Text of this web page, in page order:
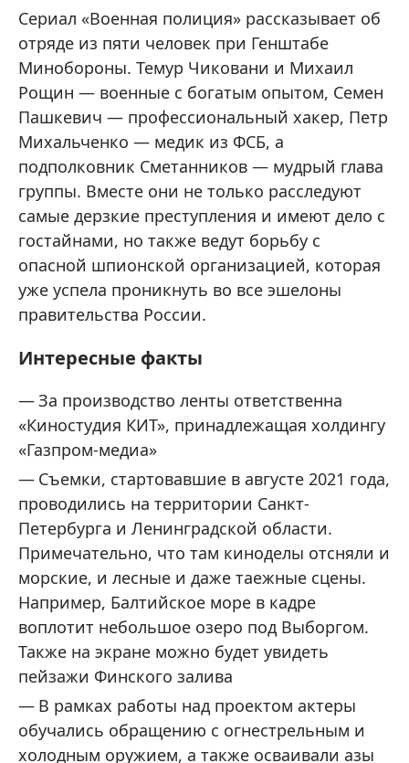
Сериал «Военная полиция» рассказывает об
отряде из пяти человек при Генштабе
Минобороны. Темур Чиковани и Михаил
Рощин — военные с богатым опытом, Семен
Пашкевич — профессиональный хакер, Петр
Михальченко — медик из ФСБ, а
подполковник Сметанников — мудрый глава
группы. Вместе они не только расследуют
самые дерзкие преступления и имеют дело с
гостайнами, но также ведут борьбу с
опасной шпионской организацией, которая
уже успела проникнуть во все эшелоны
правительства России.
Интересные факты
За производство ленты ответственна
«Киностудия КИТ», принадлежащая холдингу
«Газпром-медиа»
Съемки, стартовавшие в августе 2021 года,
проводились на территории Санкт-
Петербурга и Ленинградской области.
Примечательно, что там киноделы отсняли и
морские, и лесные и даже таежные сцены.
Например, Балтийское море в кадре
воплотит небольшое озеро под Выборгом.
Также на экране можно будет увидеть
пейзажи Финского залива
В рамках работы над проектом актеры
обучались обращению с огнестрельным и
холодным оружием, а также осваивали азы